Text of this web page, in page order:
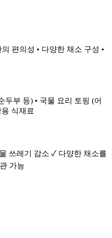
편의성 • 다양한 채소 구성 •
두부 등) • 국물 요리 토핑 (어
식재료
쓰레기 감소 ✓ 다양한 채소를
가능